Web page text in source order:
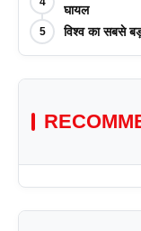
घायल
5 विश्व का सबसे